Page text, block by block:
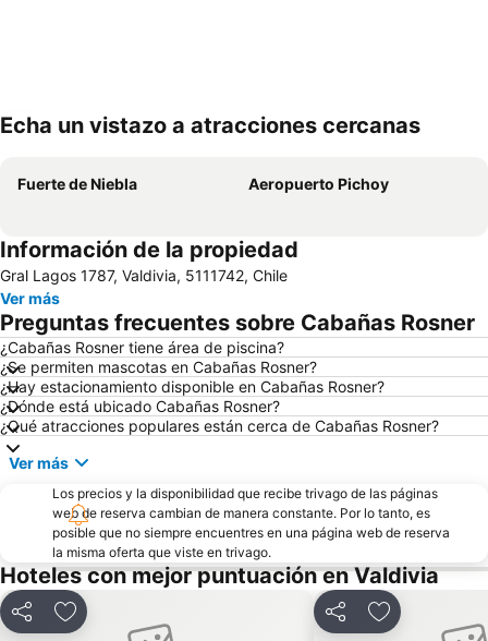
Echa un vistazo a atracciones cercanas
Fuerte de Niebla Aeropuerto Pichoy
Información de la propiedad
Gral Lagos 1787, Valdivia, 5111742, Chile
Ver más
Preguntas frecuentes sobre Cabañas Rosner
¿Cabañas Rosner tiene área de piscina?
¿Se permiten mascotas en Cabañas Rosner?
¿Hay estacionamiento disponible en Cabañas Rosner?
¿Dónde está ubicado Cabañas Rosner?
¿Qué atracciones populares están cerca de Cabañas Rosner?
Ver más
Los precios y la disponibilidad que recibe trivago de las páginas
web de reserva cambian de manera constante. Por lo tanto, es
posible que no siempre encuentres en una página web de reserva
la misma oferta que viste en trivago.
Hoteles con mejor puntuación en Valdivia
CompartirAgregar a favoritos CompartirAgregar a